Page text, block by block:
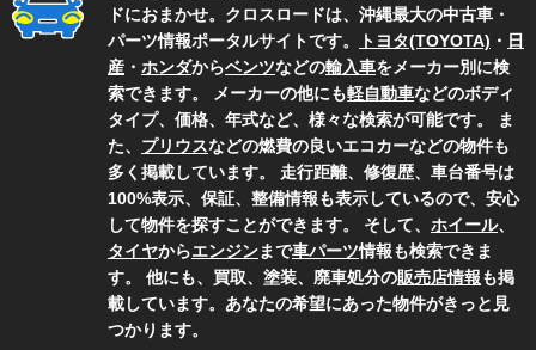
ドにおまかせ。クロスロードは、沖縄最大の中古車・
パーツ情報ポータルサイトです。
トヨタ(TOYOTA) ・ 日
産 ・ ホンダからベンツなどの輸入車をメーカー別に検
索できます。 メーカーの他にも軽自動車などのボディ
タイプ、価格、年式など、様々な検索が可能です。 ま
た、 プリウスなどの燃費の良いエコカーなどの物件も
多く掲載しています。 走行距離、修復歴、車台番号は
100%表示、保証、整備情報も表示しているので、安心
して物件を探すことができます。 そして、 ホイール、
タイヤからエンジンまで車パーツ情報も検索できま
す。 他にも、買取、塗装、廃車処分の販売店情報も掲
載しています。あなたの希望にあった物件がきっと見
つかります。